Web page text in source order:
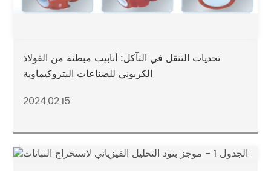
تحديات التنقل في التآكل: أنابيب مبطنة من الفولاذ
الكربوني للصناعات البتروكيماوية
2024,02,15